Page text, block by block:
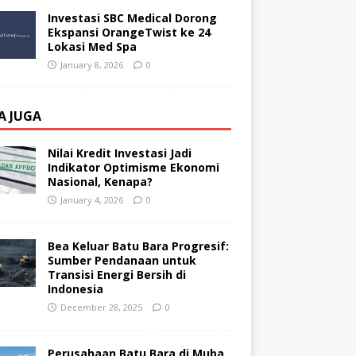
Investasi SBC Medical Dorong
Ekspansi OrangeTwist ke 24
Lokasi Med Spa
January 8, 2026 0
JUGA
Nilai Kredit Investasi Jadi
Indikator Optimisme Ekonomi
Nasional, Kenapa?
January 4, 2026 0
Bea Keluar Batu Bara Progresif:
Sumber Pendanaan untuk
Transisi Energi Bersih di
Indonesia
December 28, 2025 0
Perusahaan Batu Bara di Muba